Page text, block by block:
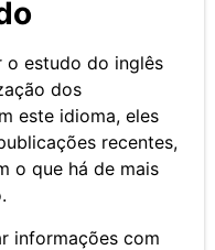
o estudo do inglês
dos
este idioma, eles
recentes,
o que há de mais
informações com